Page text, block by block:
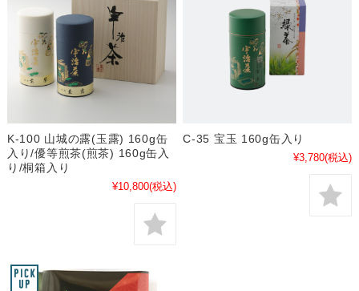
K-100 山城の露(玉露) 160g缶
入り/優等煎茶(煎茶) 160g缶入
り/桐箱入り
¥10,800(税込)
C-35 宝玉 160g缶入り
¥3,780(税込)